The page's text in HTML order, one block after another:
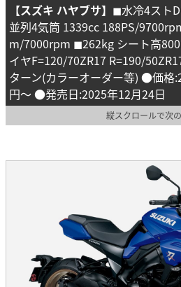
【スズキ ハヤブサ】 ◼︎水冷4スト
並列4気筒 1339cc 188PS/
m/7000rpm ◼︎262kg シート高
イヤF=120/70ZR17 R=190/
ターン(カラーオーダー等) ●価格
円〜 ●発売日:2025年12月24日
縦スクロールで次